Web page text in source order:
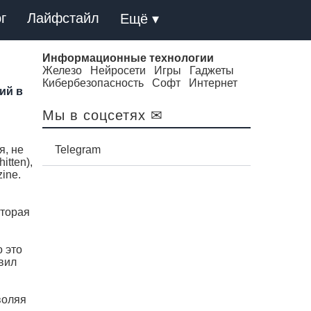
Лайфстайл Ещё ▾
в
не
это
Информационные технологии
Железо
Нейросети Игры
Гаджеты
Кибербезопасность
Софт Интернет
Мы в соцсетях ✉
Telegram